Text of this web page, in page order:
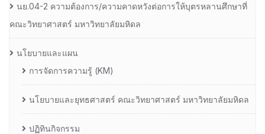
นย.04-2 ความต้องการ/ความคาดหวังต่อการให้บุตรหลานศึกษาที่
คณะวิทยาศาสตร์ มหาวิทยาลัยมหิดล
นโยบายและแผน
การจัดการความรู้ (KM)
นโยบายและยุทธศาสตร์ คณะวิทยาศาสตร์ มหาวิทยาลัยมหิดล
ปฏิทินกิจกรรม